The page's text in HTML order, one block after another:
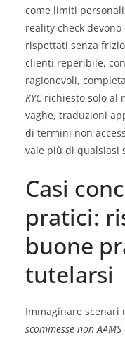
come limiti
reality check
rispettati senza
clienti reperibile,
ragionevoli,
KYCrichiesto solo al
vaghe, traduzioni
di termini non
vale più di qualsiasi
Casi
pratici:
buone
tutelarsi
Immaginare scenari
scommesse non AAMS